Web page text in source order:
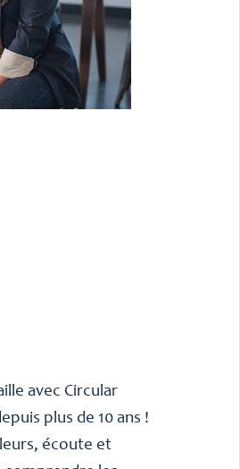
avec Circular
plus de 10 ans !
écoute et